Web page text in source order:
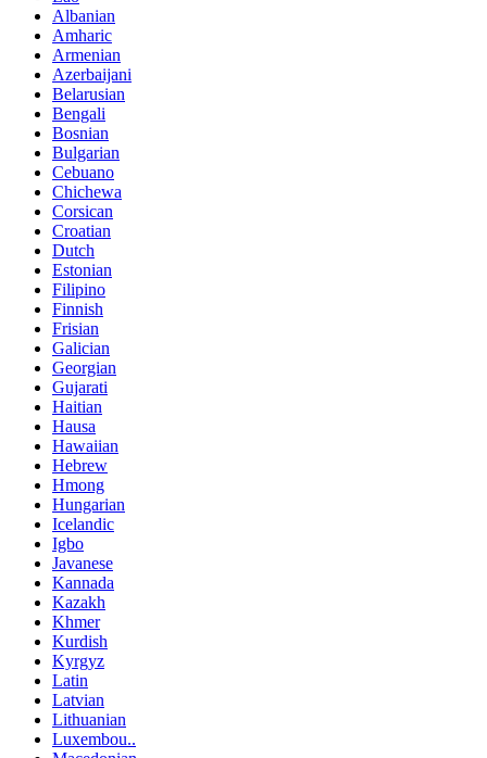
Albanian
Amharic
Armenian
Azerbaijani
Belarusian
Bengali
Bosnian
Bulgarian
Cebuano
Chichewa
Corsican
Croatian
Dutch
Estonian
Filipino
Finnish
Frisian
Galician
Georgian
Gujarati
Haitian
Hausa
Hawaiian
Hebrew
Hmong
Hungarian
Icelandic
Igbo
Javanese
Kannada
Kazakh
Khmer
Kurdish
Kyrgyz
Latin
Latvian
Lithuanian
Luxembou..